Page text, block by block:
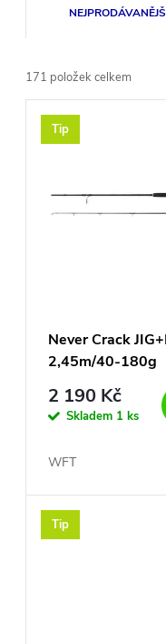
a
z
e
k
171 položek celkem
V
d
u
Tip
Never Crack
2,45m/40-180g
2 190 Kč
Skladem 1 ks
WFT
Tip